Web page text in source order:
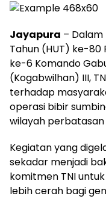
Jayapura –
Tahun (HUT) ke-80
ke-6 Komando
(Kogabwilhan) III,
terhadap
operasi bibir
wilayah
Kegiatan yang
sekadar menjadi
komitmen TNI
lebih cerah bagi